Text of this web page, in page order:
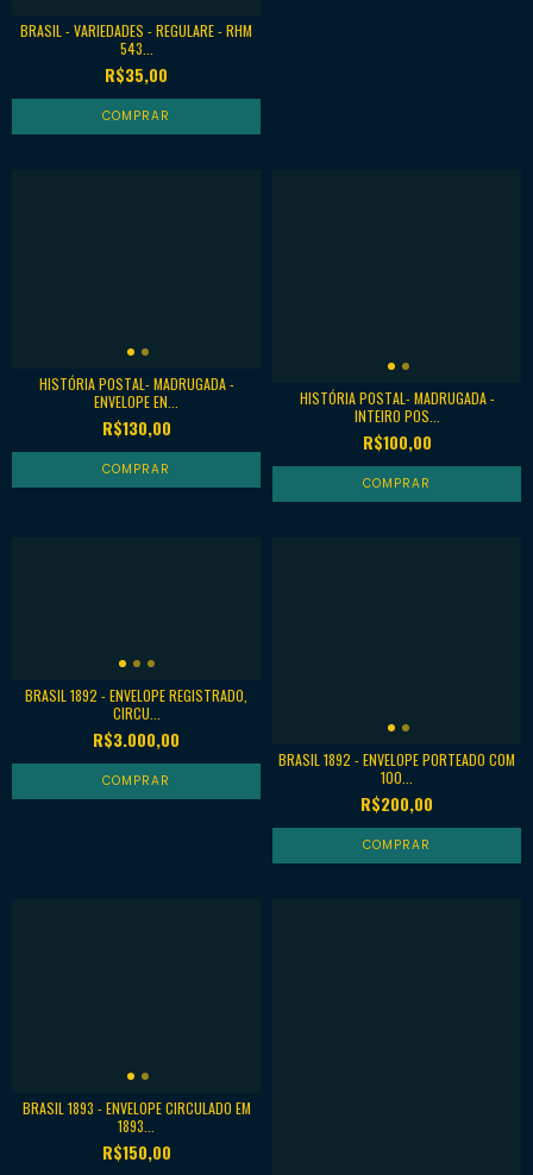
BRASIL - VARIEDADES - REGULARE - RHM
543...
R$35,00
HISTÓRIA POSTAL- MADRUGADA -
ENVELOPE EN...
R$130,00
HISTÓRIA POSTAL- MADRUGADA -
INTEIRO POS...
R$100,00
BRASIL 1892 - ENVELOPE REGISTRADO,
CIRCU...
R$3.000,00
BRASIL 1892 - ENVELOPE PORTEADO COM
100...
R$200,00
BRASIL 1893 - ENVELOPE CIRCULADO EM
1893...
R$150,00